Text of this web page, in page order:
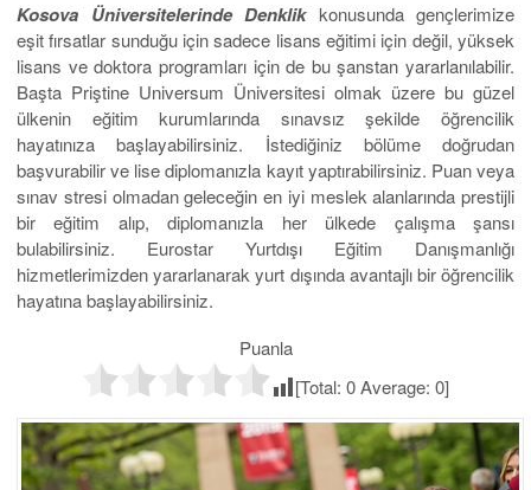
Kosova Üniversitelerinde Denklikkonusunda gençlerimize
eşit fırsatlar sunduğu için sadece lisans eğitimi için değil, yüksek
lisans ve doktora programları için de bu şanstan yararlanılabilir.
Başta Priştine Universum Üniversitesi olmak üzere bu güzel
ülkenin eğitim kurumlarında sınavsız şekilde öğrencilik
hayatınıza başlayabilirsiniz. İstediğiniz bölüme doğrudan
başvurabilir ve lise diplomanızla kayıt yaptırabilirsiniz. Puan veya
sınav stresi olmadan geleceğin en iyi meslek alanlarında prestijli
bir eğitim alıp, diplomanızla her ülkede çalışma şansı
bulabilirsiniz. Eurostar Yurtdışı Eğitim Danışmanlığı
hizmetlerimizden yararlanarak yurt dışında avantajlı bir öğrencilik
hayatına başlayabilirsiniz.
Puanla
[Total: 0Average: 0]